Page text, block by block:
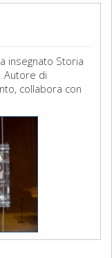
insegnato Storia
Autore di
collabora con